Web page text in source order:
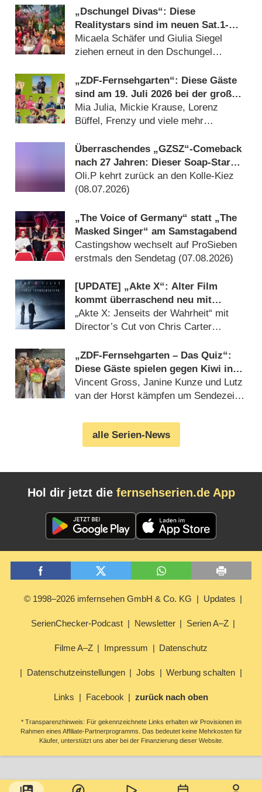
„Dschungel Divas“: Diese
Realitystars sind im neuen Sat.1-
Format dabei
Micaela Schäfer und Giulia Siegel
ziehen erneut in den Dschungel
„ZDF-Fernsehgarten“: Diese Gäste
sind am 19. Juli 2026 bei der großen
Mallorca-Party dabei
Mia Julia, Mickie Krause, Lorenz
Büffel, Frenzy und viele mehr
Überraschendes „GZSZ“-Comeback
nach 27 Jahren: Dieser Soap-Star
kehrt zurück
Oli.P kehrt zurück an den Kolle-Kiez
(08.07.2026)
„The Voice of Germany“ statt „The
Masked Singer“ am Samstagabend
Castingshow wechselt auf ProSieben
erstmals den Sendetag (07.08.2026)
[UPDATE] „Akte X“: Alter Film
kommt überraschend neu mit
deutlich mehr Horror
„Akte X: Jenseits der Wahrheit“ mit
Director’s Cut von Chris Carter
„ZDF-Fernsehgarten – Das Quiz“:
Diese Gäste spielen gegen Kiwi in
der Sonderfolge am 9. August 2026
Vincent Gross, Janine Kunze und Lutz
van der Horst kämpfen um Sendezeit
alle Serien-News
Hol dir jetzt die fernsehserien.de App
© 1998–2026 imfernsehen GmbH & Co. KG Updates
SerienChecker-Podcast Newsletter Serien A–Z
Filme A–Z Impressum Datenschutz
Datenschutzeinstellungen Jobs Werbung schalten
Links Facebook zurück nach oben
* Transparenzhinweis: Für gekennzeichnete Links erhalten wir Provisionen im
Rahmen eines Affiliate-Partnerprogramms. Das bedeutet keine Mehrkosten für
Käufer, unterstützt uns aber bei der Finanzierung dieser Website.